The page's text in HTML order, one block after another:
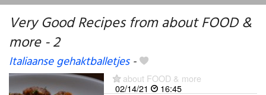
Very Good Recipes from about FOOD &
more - 2
Italiaanse gehaktballetjes-
about FOOD & more
02/14/21
16:45